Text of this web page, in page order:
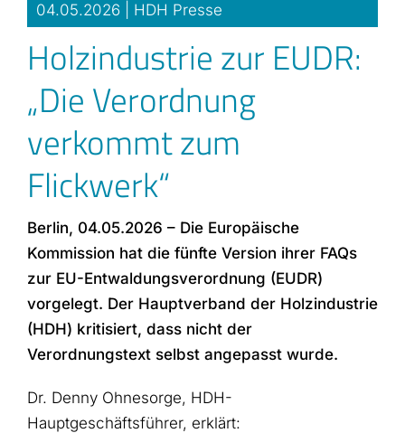
04.05.2026 | HDH Presse
Holzindustrie zur EUDR:
„Die Verordnung
verkommt zum
Flickwerk“
Berlin, 04.05.2026 – Die Europäische
Kommission hat die fünfte Version ihrer FAQs
zur EU-Entwaldungsverordnung (EUDR)
vorgelegt. Der Hauptverband der Holzindustrie
(HDH) kritisiert, dass nicht der
Verordnungstext selbst angepasst wurde.
Dr. Denny Ohnesorge, HDH-
Hauptgeschäftsführer, erklärt: